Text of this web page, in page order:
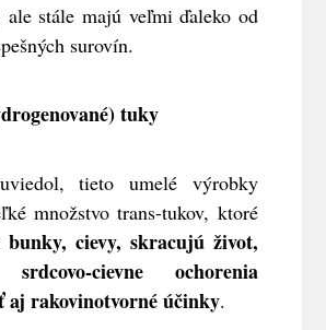
ale stále majú veľmi ďaleko od
surovín.
tuky
tieto umelé výrobky
množstvo trans-tukov, ktoré
bunky, cievy, skracujú život,
srdcovo-cievne ochorenia
aj rakovinotvorné účinky.